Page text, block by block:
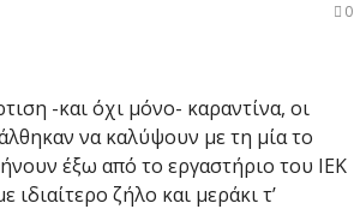
0
-και όχι μόνο- καραντίνα, οι
να καλύψουν με τη μία το
έξω από το εργαστήριο του ΙΕΚ
ιδιαίτερο ζήλο και μεράκι τ’